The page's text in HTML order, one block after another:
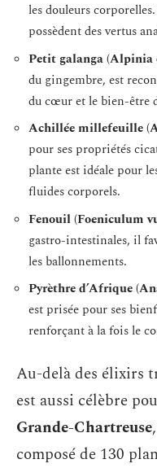
les douleurs
possèdent des vertus
Petit galanga
du gingembre, est
du cœur et le bien-être
Achillée millefeuille
pour ses propriétés
plante est idéale pour
fluides corporels.
Fenouil (Foeniculum
gastro-intestinales, il
les ballonnements.
Pyrèthre d’Afrique
est prisée pour ses
renforçant à la fois le
Au-delà des élixirs
est aussi célèbre
Grande-Chartreuse
composé de 130